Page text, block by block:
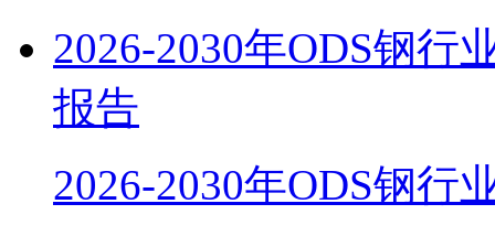
2026-2030年ODS钢行
报告
2026-2030年ODS钢行